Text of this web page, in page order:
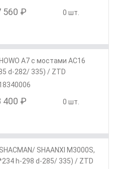
560 ₽ 0 шт.
A7 с мостами AC16
d-282/ 335) / ZTD
400 ₽ 0 шт.
SHAANXI M3000S,
h-298 d-285/ 335) / ZTD